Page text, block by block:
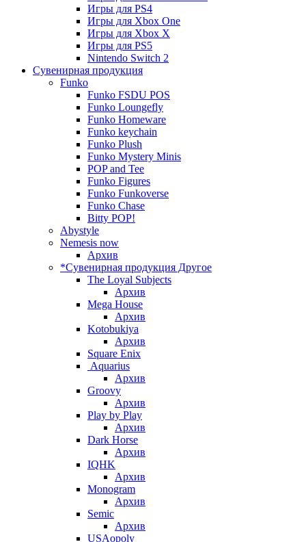
Игры для PS4
Игры для Xbox One
Игры для Xbox X
Игры для PS5
Nintendo Switch 2
Сувенирная продукция
Funko
Funko FSDU POS
Funko Loungefly
Funko Homeware
Funko keychain
Funko Plush
Funko Mystery Minis
POP and Tee
Funko Figures
Funko Funkoverse
Funko Chase
Bitty POP!
Abystyle
Nemesis now
Архив
*Сувенирная продукция Другое
The Loyal Subjects
Архив
Mega House
Архив
Kotobukiya
Архив
Square Enix
Aquarius
Архив
Groovy
Архив
Play by Play
Архив
Dark Horse
Архив
IQHK
Архив
Monogram
Архив
Semic
Архив
USAopoly